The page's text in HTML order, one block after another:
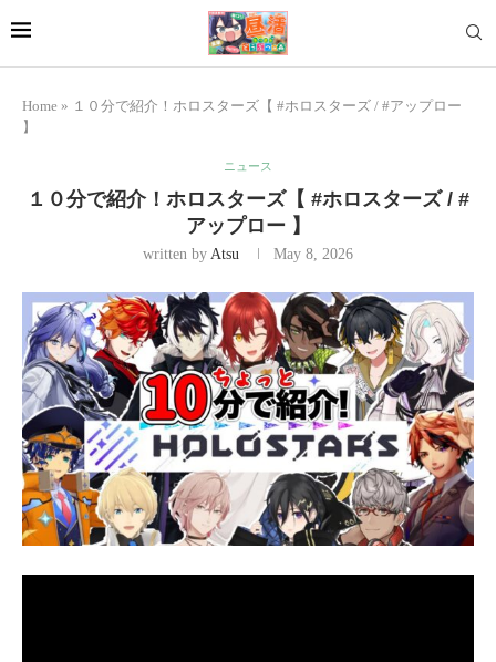
Home » １０分で紹介！ホロスターズ【 #ホロスターズ / #アップロー
】
ニュース
１０分で紹介！ホロスターズ【 #ホロスターズ / #
アップロー 】
written by Atsu May 8, 2026